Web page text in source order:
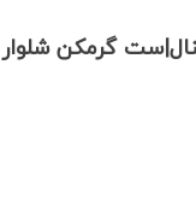
گرمکن شلوار